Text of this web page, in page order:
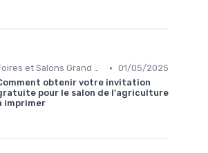
Foires et Salons Grand Public • 01/05/2025
obtenir votre invitation
pour le salon de l'agriculture
imprimer